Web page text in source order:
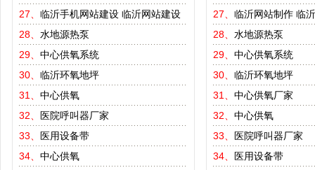
27、 临沂手机网站建设 临沂网站建设
28、 水地源热泵
29、 中心供氧系统
30、 临沂环氧地坪
31、 中心供氧
32、
医院呼叫器厂家
33、
医用设备带
34、 中心供氧
27、 临沂网站制作 临
28、 水地源热泵
29、 中心供氧系统
30、 临沂环氧地坪
31、 中心供氧厂家
32、 中心供氧
33、
医院呼叫器厂家
34、
医用设备带